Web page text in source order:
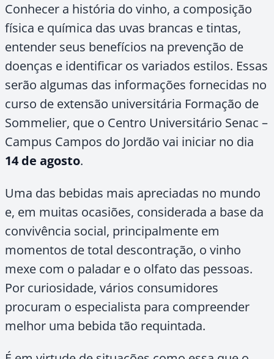
Conhecer a história do vinho, a composição
física e química das uvas brancas e tintas,
entender seus benefícios na prevenção de
doenças e identificar os variados estilos. Essas
serão algumas das informações fornecidas no
curso de extensão universitária Formação de
Sommelier, que o Centro Universitário Senac –
Campus Campos do Jordão vai iniciar no dia
14 de agosto.
Uma das bebidas mais apreciadas no mundo
e, em muitas ocasiões, considerada a base da
convivência social, principalmente em
momentos de total descontração, o vinho
mexe com o paladar e o olfato das pessoas.
Por curiosidade, vários consumidores
procuram o especialista para compreender
melhor uma bebida tão requintada.